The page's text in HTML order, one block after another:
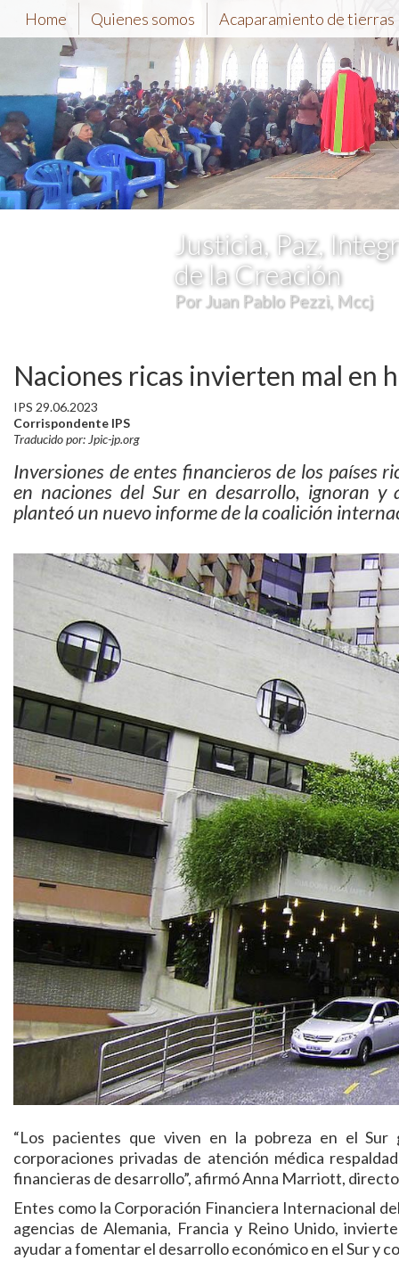
Home Quienes somos Acaparamiento de tierras
Justicia, Paz,
de la Creación
Por Juan Pablo Pezzi, Mccj
Naciones ricas invierten mal en
IPS 29.06.2023
Corrispondente IPS
Traducido por: Jpic-jp.org
Inversiones de entes financieros de los países
en naciones del Sur en desarrollo, ignoran
planteó un nuevo informe de la coalición
“Los pacientes que viven en la pobreza en el
corporaciones privadas de atención médica
financieras de desarrollo”, afirmó Anna Marriott,
Entes como la Corporación Financiera Internacional
agencias de Alemania, Francia y Reino Unido,
ayudar a fomentar el desarrollo económico en el Sur y